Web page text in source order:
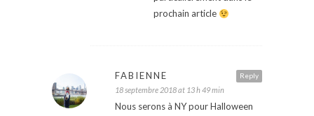
prochain article
Reply
FABIENNE
18 septembre 2018 at 13 h 49 min
Nous serons à NY pour Halloween